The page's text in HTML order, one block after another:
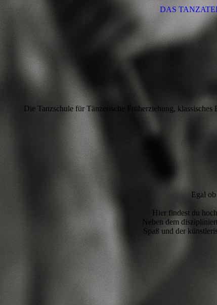
DAS
Die Tanzschule für Tänzerische Früherziehung,
Egal
Hier findest du
Neben dem
Spaß und der